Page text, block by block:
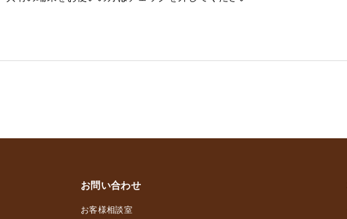
お問い合わせ
お客様相談室